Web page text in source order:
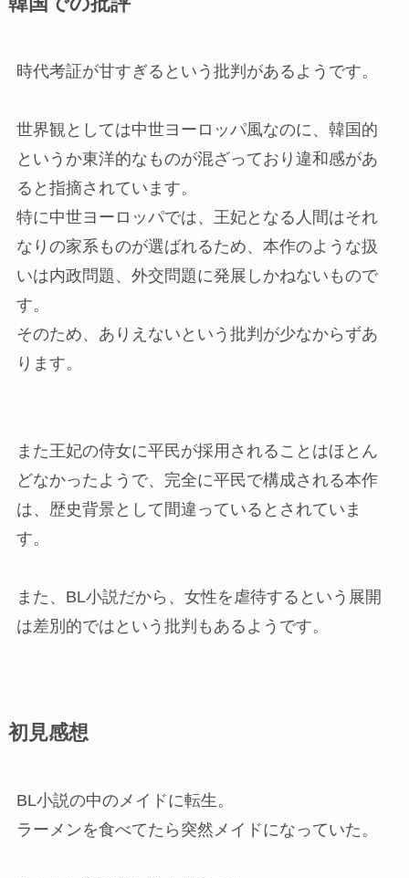
時代考証が甘すぎるという批判があるようです。
世界観としては中世ヨーロッパ風なのに、韓国的
というか東洋的なものが混ざっており違和感があ
ると指摘されています。
特に中世ヨーロッパでは、王妃となる人間はそれ
なりの家系ものが選ばれるため、本作のような扱
いは内政問題、外交問題に発展しかねないもので
す。
そのため、ありえないという批判が少なからずあ
ります。
また王妃の侍女に平民が採用されることはほとん
どなかったようで、完全に平民で構成される本作
は、歴史背景として間違っているとされていま
す。
また、BL小説だから、女性を虐待するという展開
は差別的ではという批判もあるようです。
初見感想
BL小説の中のメイドに転生。
ラーメンを食べてたら突然メイドになっていた。